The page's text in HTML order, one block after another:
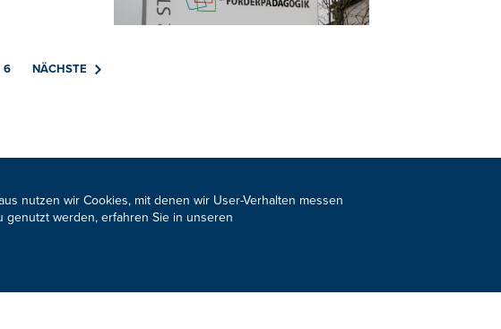
6 NÄCHSTE
BRF als Newsletter
nutzen wir Cookies, mit denen wir User-Verhalten messen
genutzt werden, erfahren Sie in unseren